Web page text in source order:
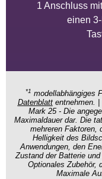
1 Anschluss
einen
*1 modellabhängiges
Datenblattentnehmen. |
Mark 25 - Die
Maximaldauer dar. Die
mehreren Faktoren,
Helligkeit des
Anwendungen, den
Zustand der Batterie
Optionales Zubehör,
Maximale